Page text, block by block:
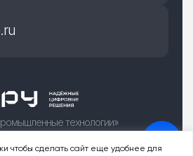
чтобы сделать сайт еще удобнее для
технологии»